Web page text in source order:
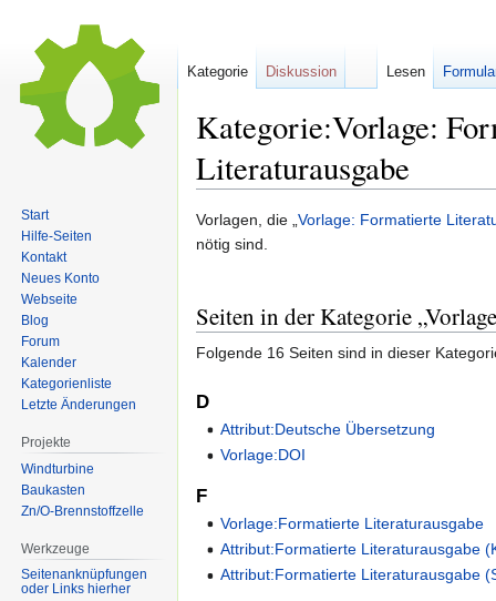
Kategorie:Vorlage:
Literaturausgabe
Zur
Navigation
Zur
Suche
Vorlagen, die „Vorlage: Formatierte
nötig sind.
Seiten in der Kategorie
Folgende 16 Seiten sind in dieser
D
Attribut:Deutsche Übersetzung
Vorlage:DOI
F
Vorlage:Formatierte Literaturausgabe
Attribut:Formatierte Literaturausgabe
Attribut:Formatierte Literaturausgabe
Kategorie Diskussion Lesen
Start
Hilfe-Seiten
Kontakt
Neues Konto
Webseite
Blog
Forum
Kalender
Kategorienliste
Letzte Änderungen
Projekte
Windturbine
Baukasten
Zn/O-Brennstoffzelle
Werkzeuge
Seitenanknüpfungen
oder Links hierher